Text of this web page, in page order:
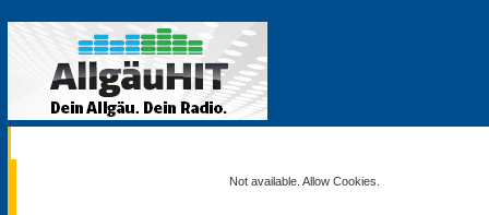
Not available. Allow Cookies.